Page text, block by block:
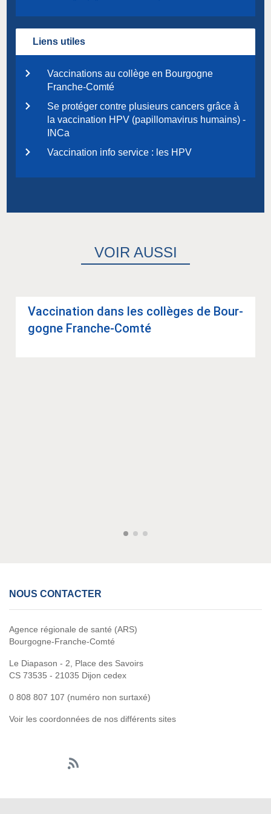
Liens utiles
Vaccinations au collège en Bourgogne
Franche-Comté
Se protéger contre plusieurs cancers grâce à
la vaccination HPV (papillomavirus humains) -
INCa
Vaccination info service : les HPV
VOIR AUSSI
Vac­ci­na­tion dans les col­lèges de Bour­
gogne Franche-Comté
NOUS CONTACTER
Agence régionale de santé (ARS)
Bourgogne-Franche-Comté
Le Diapason - 2, Place des Savoirs
CS 73535 - 21035 Dijon cedex
0 808 807 107 (numéro non surtaxé)
Voir les coordonnées de nos différents sites